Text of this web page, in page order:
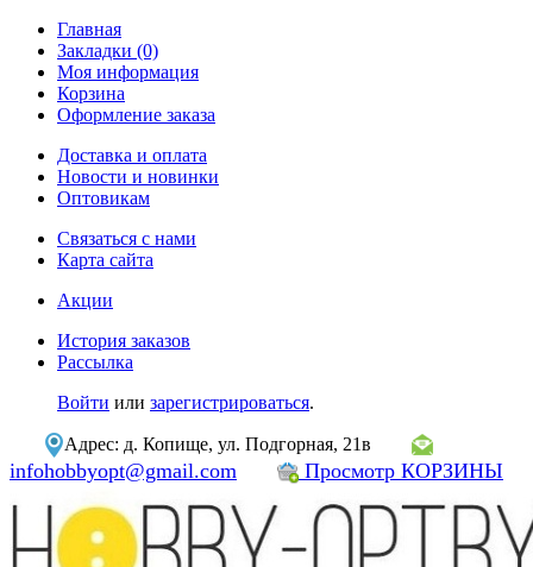
Главная
Закладки (0)
Моя информация
Корзина
Оформление заказа
Доставка и оплата
Новости и новинки
Оптовикам
Связаться с нами
Карта сайта
Акции
История заказов
Рассылка
Войти или зарегистрироваться.
Адрес: д. Копище, ул. Подгорная, 21в
infohobbyopt@gmail.com Просмотр КОРЗИНЫ